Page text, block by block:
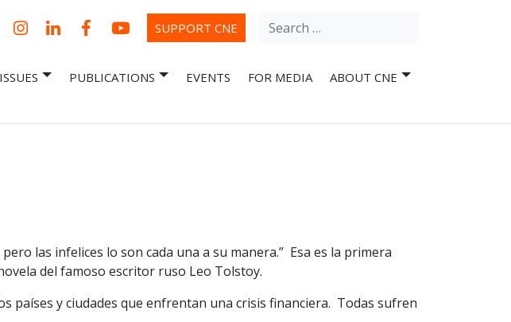
Instagram
LinkedInFacebookYouTubeSUPPORT CNE
Search
ISSUES PUBLICATIONS EVENTS FOR MEDIA ABOUT CNE
las infelices lo son cada una a su manera.” Esa es la primera
del famoso escritor ruso Leo Tolstoy.
países y ciudades que enfrentan una crisis financiera. Todas sufren